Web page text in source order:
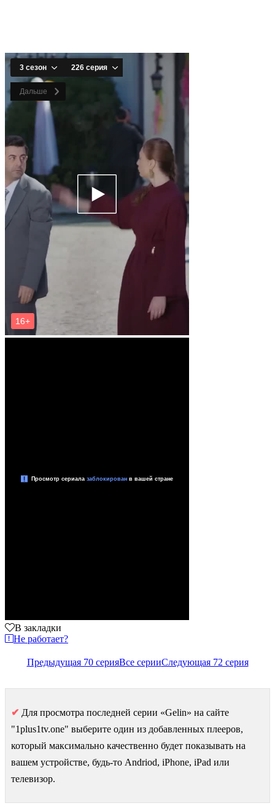
В закладки
Не работает?
Предыдущая 70 серияВсе серииСледующая 72 серия
✔ Для просмотра последней серии «Gelin» на сайте
"1plus1tv.one" выберите один из добавленных плееров,
который максимально качественно будет показывать на
вашем устройстве, будь-то Andriod, iPhone, iPad или
телевизор.